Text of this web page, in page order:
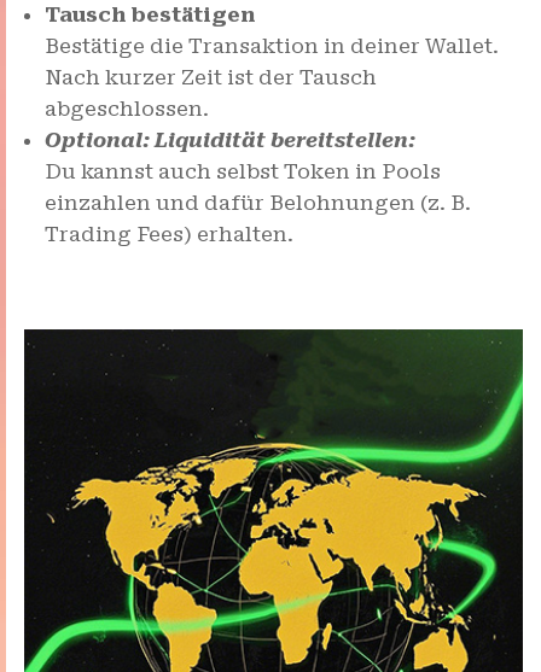
Tausch bestätigen
Bestätige die Transaktion in deiner Wallet.
Nach kurzer Zeit ist der Tausch
abgeschlossen.
Optional: Liquidität bereitstellen:
Du kannst auch selbst Token in Pools
einzahlen und dafür Belohnungen (z. B.
Trading Fees) erhalten.